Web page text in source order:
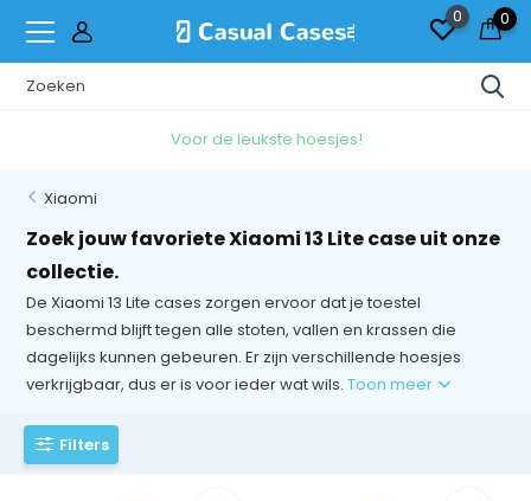
0 0
Voor de leukste hoesjes!
Xiaomi
Zoek jouw favoriete Xiaomi 13 Lite case uit onze
collectie.
De Xiaomi 13 Lite cases zorgen ervoor dat je toestel
beschermd blijft tegen alle stoten, vallen en krassen die
dagelijks kunnen gebeuren. Er zijn verschillende hoesjes
verkrijgbaar, dus er is voor ieder wat wils.Toon meer
Filters